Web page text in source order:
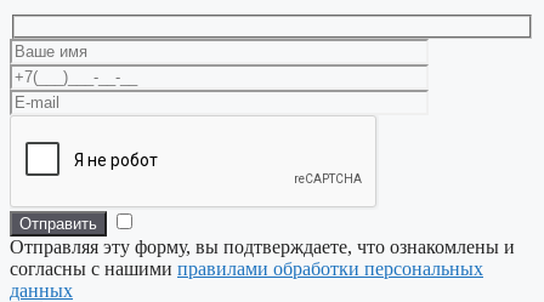
Отправляя эту форму, вы подтверждаете, что ознакомлены и
согласны с нашими правилами обработки персональных
данных